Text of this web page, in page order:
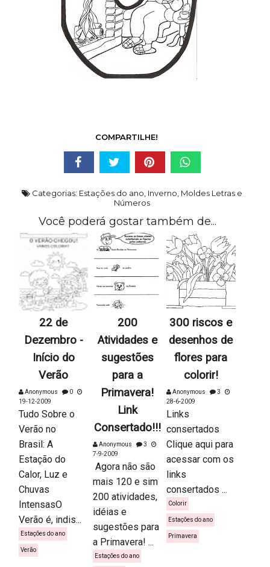
COMPARTILHE!
Categorias: Estações do ano Inverno Moldes Letras e
Números
Você poderá gostar também de...
22 de
Dezembro -
Início do
Verão
Anonymous
0
19-12-2009
Tudo Sobre o
Verão no
Brasil: A
Estação do
Calor, Luz e
Chuvas
IntensasO
Verão é, indis...
Estações do ano
Verão
200
Atividades e
sugestões
para a
Primavera!
Link
Consertado!!!
Anonymous
3
7-9-2009
Agora não são
mais 120 e sim
200 atividades,
idéias e
sugestões para
a Primavera! ...
Estações do ano
300 riscos e
desenhos de
flores para
colorir!
Anonymous
3
28-6-2009
Links
consertados
Clique aqui para
acessar com os
links
consertados ...
Colorir
Estações do ano
Primavera